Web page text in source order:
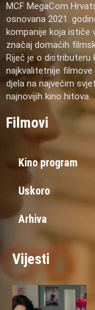
MCF MegaCom
osnovana 2021.
kompanije koja ističe
značaj domaćih
Riječ je o distributeru
najkvalitetnije filmove
djela na najvećim
najnovijih kino hitova.
Filmovi
Kino program
Uskoro
Arhiva
Vijesti